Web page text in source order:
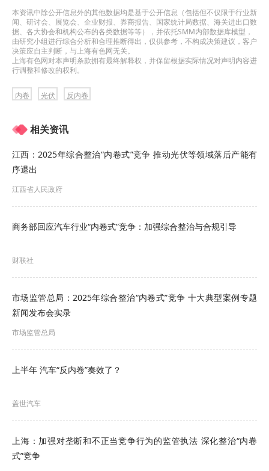
本资讯中除公开信息外的其他数据均是基于公开信息（包括但不仅限于行业新
闻、研讨会、展览会、企业财报、券商报告、国家统计局数据、海关进出口数
据、各大协会和机构公布的各类数据等等），并依托SMM内部数据库模型，
由研究小组进行综合分析和合理推断得出，仅供参考，不构成决策建议，客户
决策应自主判断，与上海有色网无关。
上海有色网对本声明条款拥有最终解释权，并保留根据实际情况对声明内容进
行调整和修改的权利。
内卷 光伏 反内卷
相关资讯
江西：2025年综合整治“内卷式”竞争 推动光伏等领域落后产能有
序退出
江西省人民政府
商务部回应汽车行业“内卷式”竞争：加强综合整治与合规引导
财联社
市场监管总局：2025年综合整治“内卷式”竞争 十大典型案例专题
新闻发布会实录
市场监管总局
上半年 汽车“反内卷”奏效了？
盖世汽车
上海：加强对垄断和不正当竞争行为的监管执法 深化整治“内卷
式”竞争